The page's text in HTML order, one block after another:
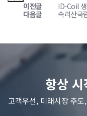
이전글
ID-Coil
다음글
속리산국
항상
고객우선, 미래시장 주